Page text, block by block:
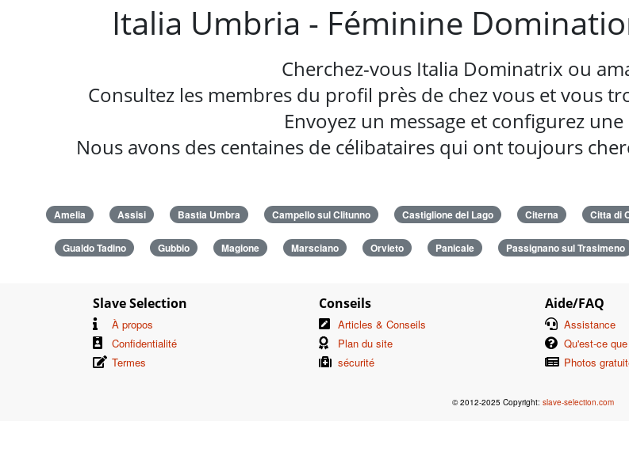
Italia Umbria - Féminine
Cherchez-vous Italia Dominatrix ou
Consultez les membres du profil près de chez vous et vous
Envoyez un message et configurez
Nous avons des centaines de célibataires qui ont toujours
Amelia Assisi Bastia Umbra Campello sul Clitunno Castiglione del Lago Citerna Citta di
Gualdo Tadino Gubbio Magione Marsciano Orvieto Panicale Passignano sul Trasimeno
Slave Selection
À propos
Confidentialité
Termes
Conseils
Articles & Conseils
Plan du site
sécurité
Aide/FAQ
Assistance
Qu'est-ce
Photos
© 2012-2025 Copyright: slave-selection.com